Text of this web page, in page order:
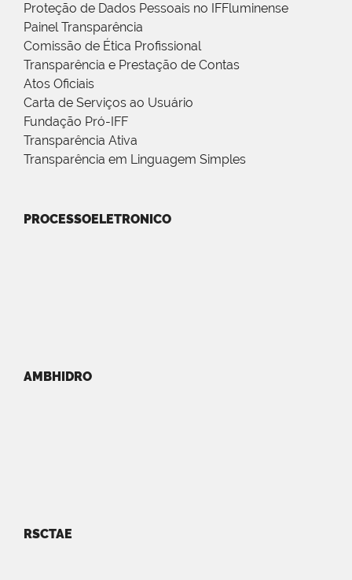
Proteção de Dados Pessoais no IFFluminense
Painel Transparência
Comissão de Ética Profissional
Transparência e Prestação de Contas
Atos Oficiais
Carta de Serviços ao Usuário
Fundação Pró-IFF
Transparência Ativa
Transparência em Linguagem Simples
PROCESSOELETRONICO
AMBHIDRO
RSCTAE